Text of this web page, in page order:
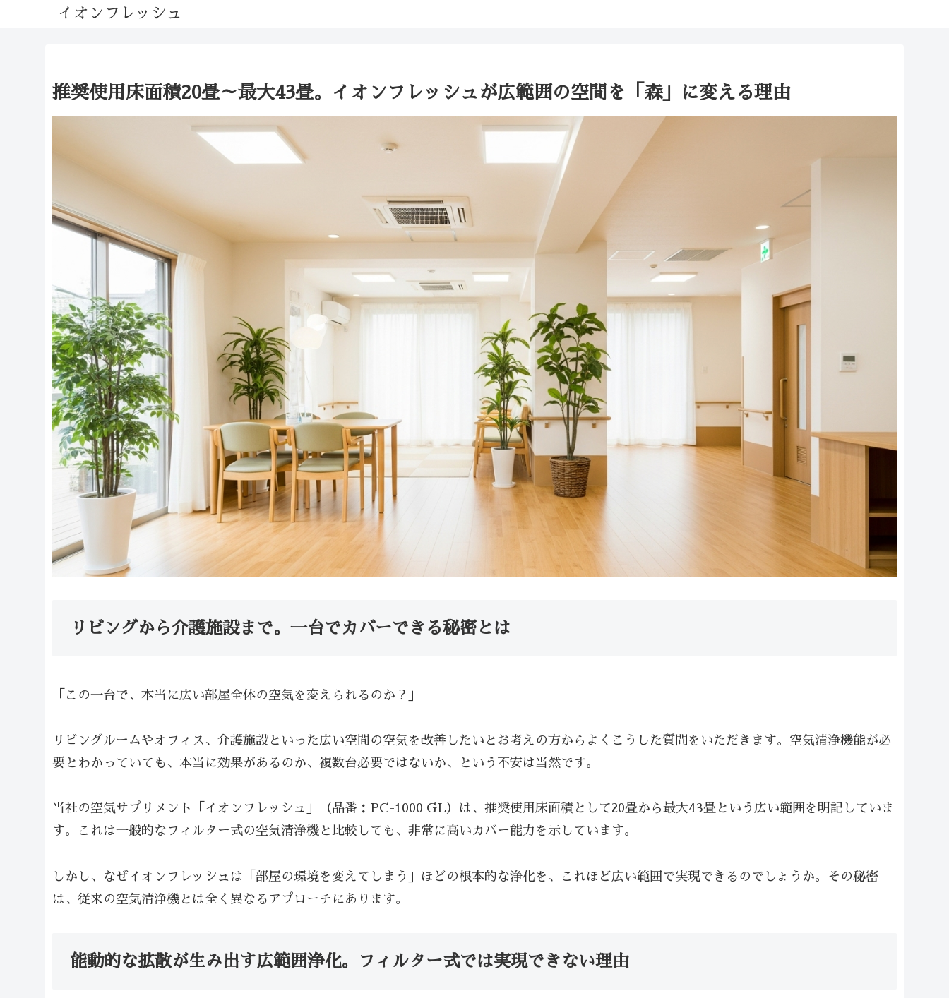
イオンフレッシュ
推奨使用床面積20畳～最大43畳。イオンフレッシュが広範囲の空間を「森」に変える理由
リビングから介護施設まで。一台でカバーできる秘密とは
「この一台で、本当に広い部屋全体の空気を変えられるのか？」
リビングルームやオフィス、介護施設といった広い空間の空気を改善したいとお考えの方からよくこうした質問をいただきます。空気清浄機能が必
要とわかっていても、本当に効果があるのか、複数台必要ではないか、という不安は当然です。
当社の空気サプリメント「イオンフレッシュ」（品番：PC-1000 GL）は、推奨使用床面積として20畳から最大43畳という広い範囲を明記していま
す。これは一般的なフィルター式の空気清浄機と比較しても、非常に高いカバー能力を示しています。
しかし、なぜイオンフレッシュは「部屋の環境を変えてしまう」ほどの根本的な浄化を、これほど広い範囲で実現できるのでしょうか。その秘密
は、従来の空気清浄機とは全く異なるアプローチにあります。
能動的な拡散が生み出す広範囲浄化。フィルター式では実現できない理由